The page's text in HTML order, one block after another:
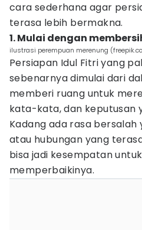
cara sederhana agar
terasa lebih bermakna.
1. Mulai dengan
ilustrasi perempuan merenung
Persiapan Idul Fitri yang
sebenarnya dimulai dari
memberi ruang untuk
kata-kata, dan keputusan
Kadang ada rasa
atau hubungan yang
bisa jadi kesempatan
memperbaikinya.